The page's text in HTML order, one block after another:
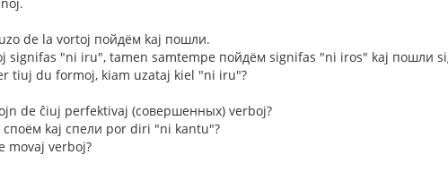
de la vortoj пойдём kaj пошли.
signifas "ni iru", tamen samtempe пойдём signifas "ni iros" kaj пошли
tiuj du formoj, kiam uzataj kiel "ni iru"?
de ĉiuj perfektivaj (совершенных) verboj?
kaj спели por diri "ni kantu"?
movaj verboj?